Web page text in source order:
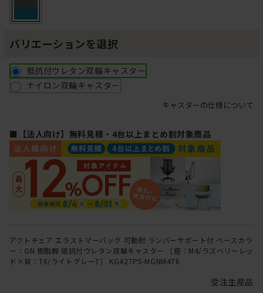
バリエーションを選択
抵抗付ウレタン双輪キャスター
ナイロン双輪キャスター
キャスターの仕様について
■【法人向け】無料見積・4台以上まとめ割対象商品
アクトチェア エラストマーバック 可動肘 ランバーサポート付 ベースカラ
ー：GN 樹脂脚 抵抗付ウレタン双輪キャスター ［座：M4/ラズベリーレッ
ド×背：T6/ライトグレーT］ KG427PS-MGNM4T6
受注生産品